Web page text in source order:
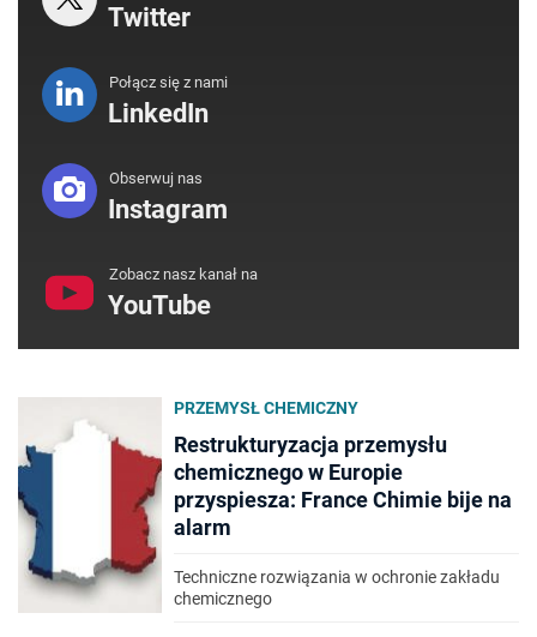
Twitter
Połącz się z nami
LinkedIn
Obserwuj nas
Instagram
Zobacz nasz kanał na
YouTube
PRZEMYSŁ CHEMICZNY
Restrukturyzacja przemysłu
chemicznego w Europie
przyspiesza: France Chimie bije na
alarm
Techniczne rozwiązania w ochronie zakładu
chemicznego